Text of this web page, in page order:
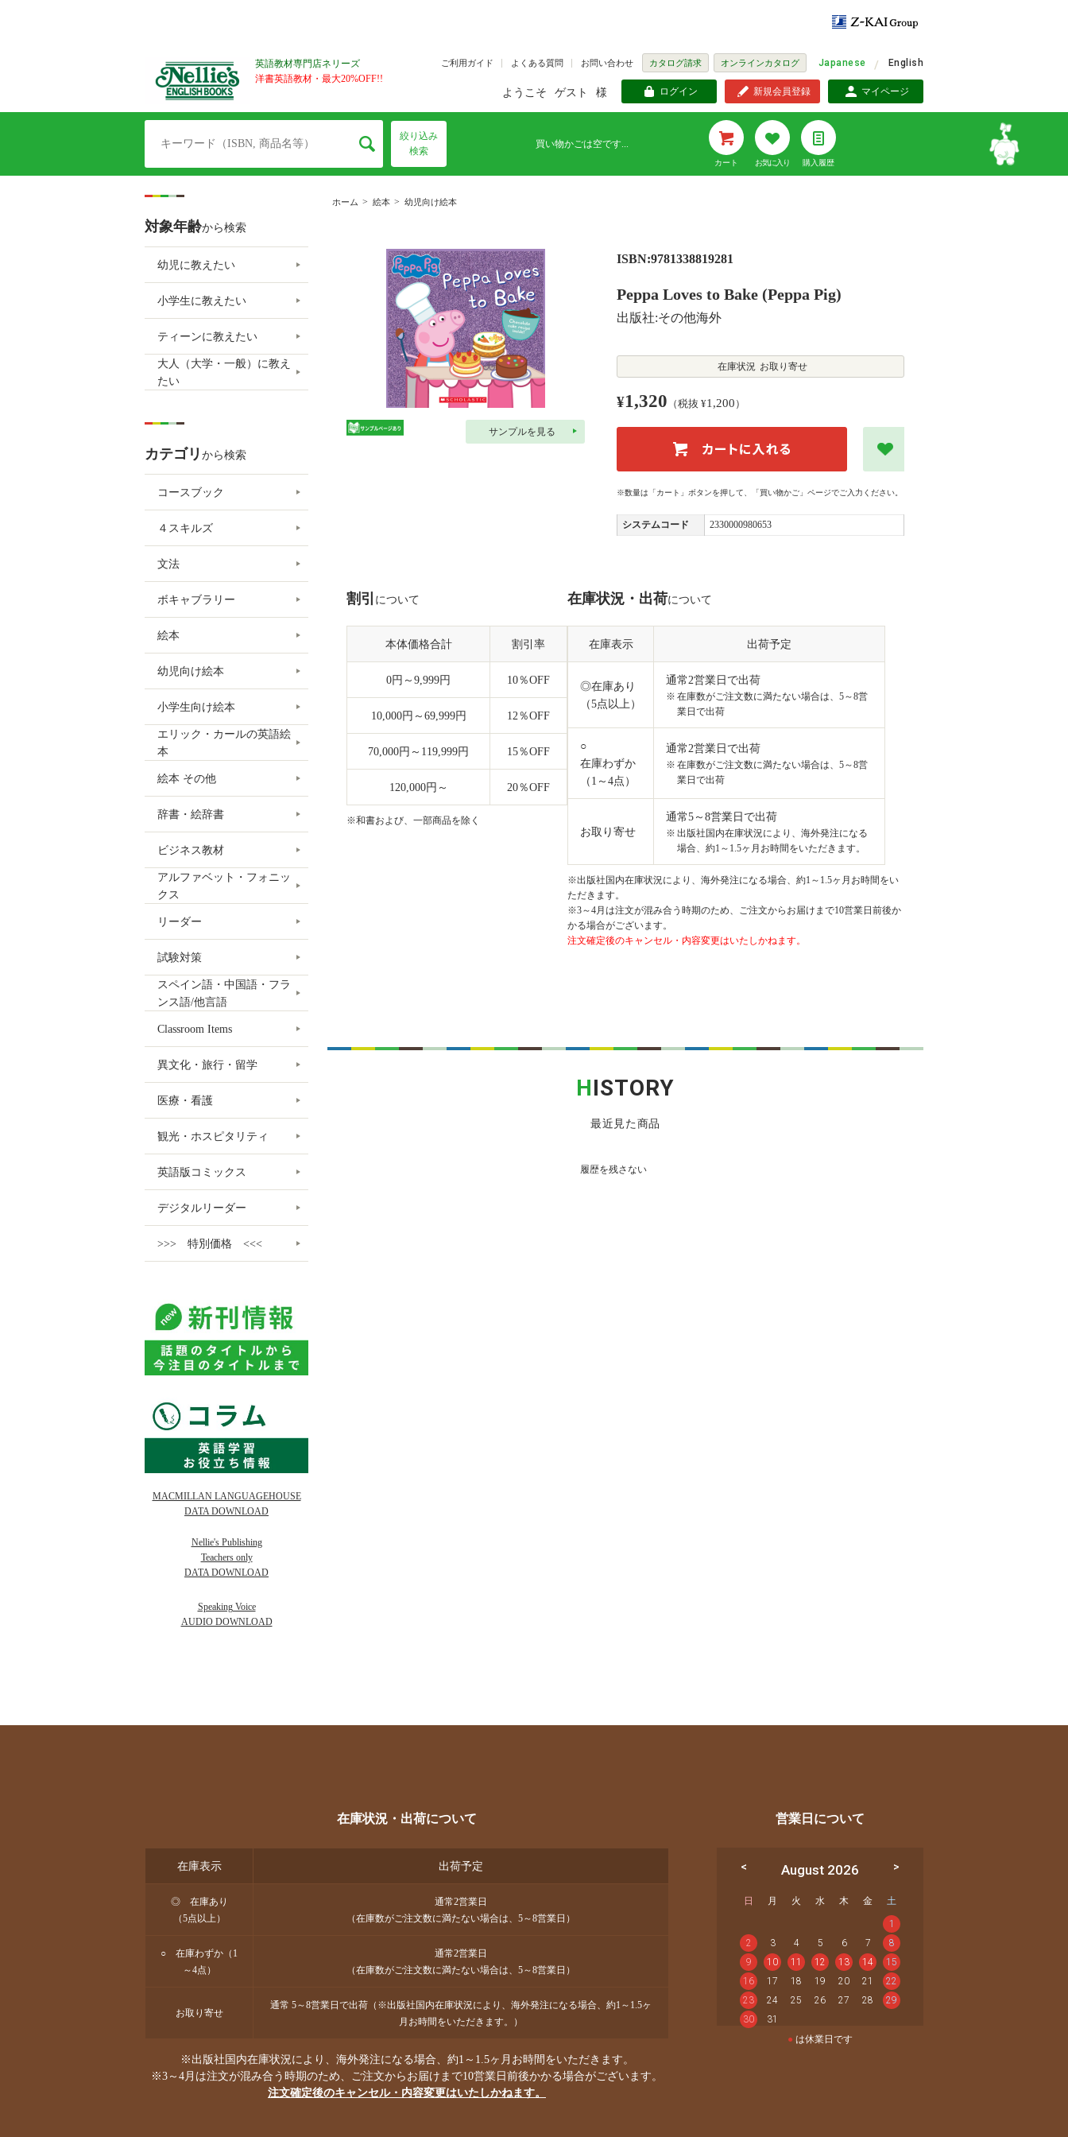
英語教材専門店ネリーズ
洋書英語教材・最大20%OFF!!
ご利用ガイド よくある質問 お問い合わせ カタログ請求 オンラインカタログ Japanese English
ようこそ ゲスト 様 ログイン 新規会員登録 マイページ
絞り込み
検索
買い物かごは空です...
カート お気に入り 購入履歴
ホーム > 絵本 > 幼児向け絵本
サンプルを見る
ISBN:9781338819281
Peppa Loves to Bake (Peppa Pig)
出版社:その他海外
在庫状況 お取り寄せ
¥1,320 （税抜 ¥1,200 ）
※数量は「カート」ボタンを押して、「買い物かご」ページでご入力ください。
システムコード 2330000980653
割引 について
本体価格合計 割引率
0円～9,999円 10％OFF
10,000円～69,999円 12％OFF
70,000円～119,999円 15％OFF
120,000円～ 20％OFF
※和書および、一部商品を除く
在庫状況・出荷について
在庫表示 出荷予定
◎在庫あり
（5点以上）
通常2営業日で出荷
在庫数がご注文数に満たない場合は、5～8営
業日で出荷
○
在庫わずか
（1～4点）
通常2営業日で出荷
在庫数がご注文数に満たない場合は、5～8営
業日で出荷
お取り寄せ
通常5～8営業日で出荷
出版社国内在庫状況により、海外発注になる
場合、約1～1.5ヶ月お時間をいただきます。
※出版社国内在庫状況により、海外発注になる場合、約1～1.5ヶ月お時間をい
ただきます。
※3～4月は注文が混み合う時期のため、ご注文からお届けまで10営業日前後か
かる場合がございます。
注文確定後のキャンセル・内容変更はいたしかねます。
HISTORY
最近見た商品
履歴を残さない
対象年齢から検索
幼児に教えたい
小学生に教えたい
ティーンに教えたい
大人（大学・一般）に教え
たい
カテゴリ から検索
コースブック
４スキルズ
文法
ボキャブラリー
絵本
幼児向け絵本
小学生向け絵本
エリック・カールの英語絵
本
絵本 その他
辞書・絵辞書
ビジネス教材
アルファベット・フォニッ
クス
リーダー
試験対策
スペイン語・中国語・フラ
ンス語/他言語
Classroom Items
異文化・旅行・留学
医療・看護
観光・ホスピタリティ
英語版コミックス
デジタルリーダー
>>> 特別価格 <<<
MACMILLAN LANGUAGEHOUSE
DATA DOWNLOAD
Nellie's Publishing
Teachers only
DATA DOWNLOAD
Speaking Voice
AUDIO DOWNLOAD
在庫状況・出荷について
在庫表示 出荷予定
◎ 在庫あり
（5点以上）
通常2営業日
（在庫数がご注文数に満たない場合は、5～8営業日）
○ 在庫わずか（1
～4点）
通常2営業日
（在庫数がご注文数に満たない場合は、5～8営業日）
お取り寄せ
通常 5～8営業日で出荷（※出版社国内在庫状況により、海外発注になる場合、約1～1.5ヶ
月お時間をいただきます。）
※出版社国内在庫状況により、海外発注になる場合、約1～1.5ヶ月お時間をいただきます。
※3～4月は注文が混み合う時期のため、ご注文からお届けまで10営業日前後かかる場合がございます。
注文確定後のキャンセル・内容変更はいたしかねます。
営業日について
August 2026
日 月 火 水 木 金 土
1
2
3 4 5 6 7
8
9
10 11 12 13 14
15
16
17 18 19 20 21
22
23
24 25 26 27 28
29
30
31
● は休業日です